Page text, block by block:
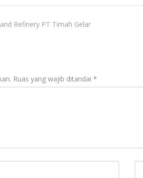
Refinery PT Timah Gelar
Ruas yang wajib ditandai *